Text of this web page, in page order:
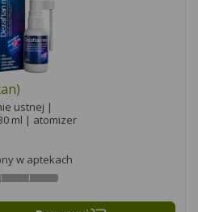
ustnej |
ml | atomizer
w aptekach